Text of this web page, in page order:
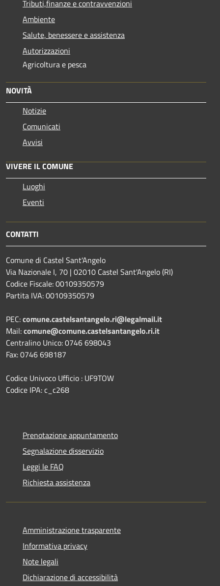
Tributi,finanze e contravvenzioni
Ambiente
Salute, benessere e assistenza
Autorizzazioni
Agricoltura e pesca
NOVITÀ
Notizie
Comunicati
Avvisi
VIVERE IL COMUNE
Luoghi
Eventi
CONTATTI
Comune di Castel Sant'Angelo
Via Nazionale I, 70 | 02010 Castel Sant'Angelo (RI)
Codice Fiscale: 00109350579
Partita IVA: 00109350579
PEC:comune.castelsantangelo.ri@legalmail.it
Mail:comune@comune.castelsantangelo.ri.it
Centralino Unico: 0746 698043
Fax: 0746 698187
Codice Univoco Ufficio : UF9TOW
Codice IPA: c_c268
Prenotazione appuntamento
Segnalazione disservizio
Leggi le FAQ
Richiesta assistenza
Amministrazione trasparente
Informativa privacy
Note legali
Dichiarazione di accessibilità